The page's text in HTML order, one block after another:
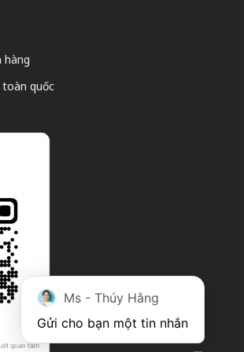
hàng
quốc
Ms - Thúy Hằng
Gửi cho bạn một tin nhắn